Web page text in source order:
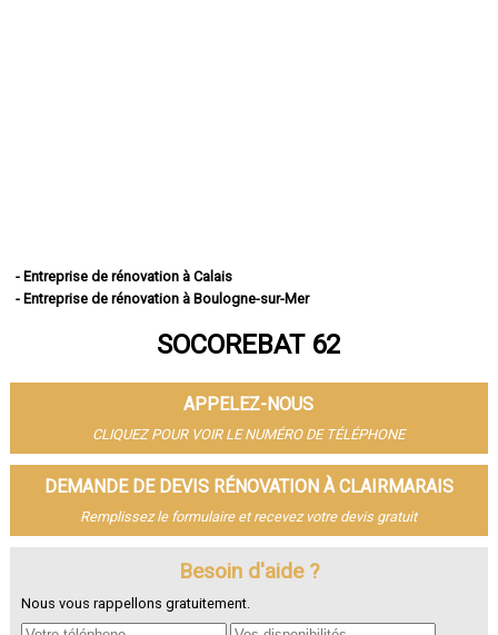
- Entreprise de rénovation à Calais
- Entreprise de rénovation à Boulogne-sur-Mer
- Entreprise de rénovation à Lens
- Entreprise de rénovation à Béthune
- Entreprise de rénovation à Hénin-Beaumont
- Entreprise de rénovation à Bruay-la-Buissière
- Entreprise de rénovation à Avion
- Entreprise de rénovation à Carvin
- Entreprise de rénovation à Berck
- Entreprise de rénovation à Saint-Omer
- Entreprise de rénovation à Harnes
- Entreprise de rénovation à Nœux-les-Mines
SOCOREBAT 62
APPELEZ-NOUS
CLIQUEZ POUR VOIR LE NUMÉRO DE TÉLÉPHONE
DEMANDE DE DEVIS RÉNOVATION À CLAIRMARAIS
Remplissez le formulaire et recevez votre devis gratuit
Besoin d'aide ?
Nous vous rappellons gratuitement.